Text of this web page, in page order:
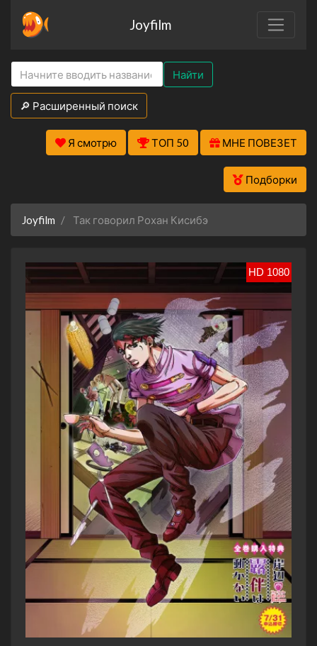
Joyfilm
Найти
🔎 Расширенный поиск
Я смотрю ТОП 50 МНЕ ПОВЕЗЕТ
Подборки
Joyfilm Так говорил Рохан Кисибэ
HD 1080